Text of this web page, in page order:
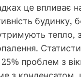
це впливає
будинку,
тепло,
проблем з